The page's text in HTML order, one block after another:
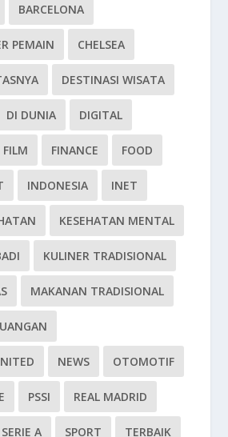
BARCELONA
PEMAIN CHELSEA
DESTINASI WISATA
DI DUNIA DIGITAL
FILM FINANCE FOOD
INDONESIA INET
KESEHATAN MENTAL
KULINER TRADISIONAL
MAKANAN TRADISIONAL
NEWS OTOMOTIF
PSSI REAL MADRID
SERIE A SPORT TERBAIK